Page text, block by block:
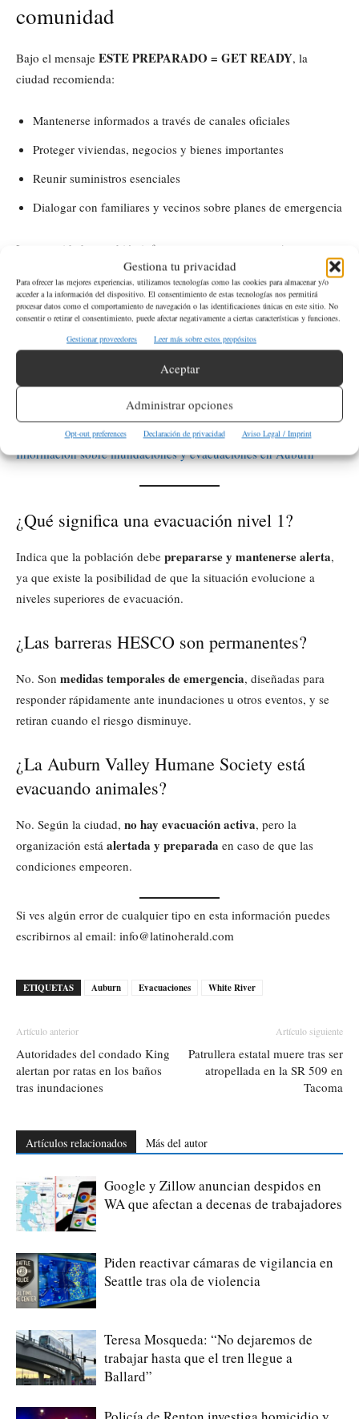
Gestiona tu privacidad
Para ofrecer las mejores experiencias, utilizamos tecnologías como las cookies para almacenar y/o
acceder a la información del dispositivo. El consentimiento de estas tecnologías nos permitirá
procesar datos como el comportamiento de navegación o las identificaciones únicas en este sitio. No
consentir o retirar el consentimiento, puede afectar negativamente a ciertas características y funciones.
Gestionar proveedores
Leer más sobre estos propósitos
Aceptar
Administrar opciones
Opt-out preferences Declaración de privacidad Aviso Legal / Imprint
comunidad
Bajo el mensaje ESTE PREPARADO = GET READY, la
ciudad recomienda:
Mantenerse informados a través de canales oficiales
Proteger viviendas, negocios y bienes importantes
Reunir suministros esenciales
Dialogar con familiares y vecinos sobre planes de emergencia
Las autoridades también informaron que
no se reportan
impactos en el lado norte y oestedel área cercana al río.
Dónde consultar actualizaciones
oficiales
LaCity of Auburnsolicita a la comunidad seguir las
actualizaciones y la guíaREADY–SET–GO
en su sitio web oficial:
Información sobre inundaciones y evacuaciones en Auburn
¿Qué significa una evacuación nivel 1?
Indica que la población debe prepararse y mantenerse alerta,
ya que existe la posibilidad de que la situación evolucione a
niveles superiores de evacuación.
¿Las barreras HESCO son permanentes?
No. Son medidas temporales de emergencia, diseñadas para
responder rápidamente ante inundaciones u otros eventos, y se
retiran cuando el riesgo disminuye.
¿La Auburn Valley Humane Society está
evacuando animales?
No. Según la ciudad, no hay evacuación activa, pero la
organización está alertada y preparada en caso de que las
condiciones empeoren.
Si ves algún error de cualquier tipo en esta información puedes
escribirnos al email: info@latinoherald.com
ETIQUETAS Auburn Evacuaciones White River
Artículo anterior
Autoridades del condado King
alertan por ratas en los baños
tras inundaciones
Artículo siguiente
Patrullera estatal muere tras ser
atropellada en la SR 509 en
Tacoma
Artículos relacionados Más del autor
Google y Zillow anuncian despidos en
WA que afectan a decenas de trabajadores
Piden reactivar cámaras de vigilancia en
Seattle tras ola de violencia
Teresa Mosqueda: “No dejaremos de
trabajar hasta que el tren llegue a
Ballard”